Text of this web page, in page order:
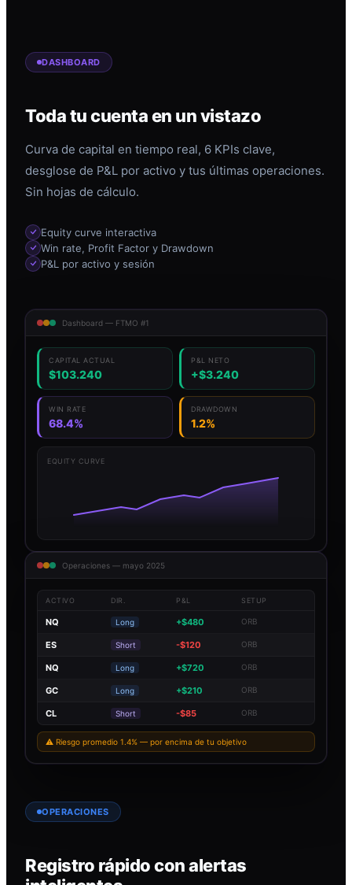
DASHBOARD
Toda tu cuenta en un vistazo
Curva de capital en tiempo real, 6 KPIs clave,
desglose de P&L por activo y tus últimas operaciones.
Sin hojas de cálculo.
Equity curve interactiva
Win rate, Profit Factor y Drawdown
P&L por activo y sesión
Dashboard — FTMO #1
CAPITAL ACTUAL
$103.240
P&L NETO
+$3.240
WIN RATE
68.4%
DRAWDOWN
1.2%
EQUITY CURVE
Operaciones — mayo 2025
ACTIVO DIR. P&L SETUP
NQ Long +$480 ORB
ES Short -$120 ORB
NQ Long +$720 ORB
GC Long +$210 ORB
CL Short -$85 ORB
⚠ Riesgo promedio 1.4% — por encima de tu objetivo
OPERACIONES
Registro rápido con alertas